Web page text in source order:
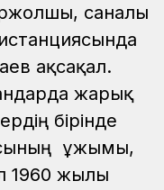
саналы
ақсақал.
жарық
бірінде
ұжымы,
1960 жылы